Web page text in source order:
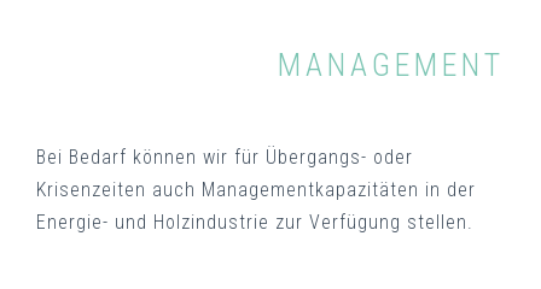
MANAGEMENT
Bei Bedarf können wir für Übergangs- oder
Krisenzeiten auch Managementkapazitäten in der
Energie- und Holzindustrie zur Verfügung stellen.